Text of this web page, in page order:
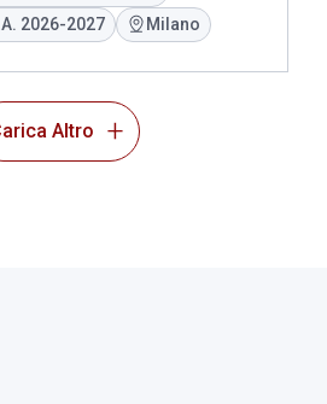
2026-2027 Milano
Altro